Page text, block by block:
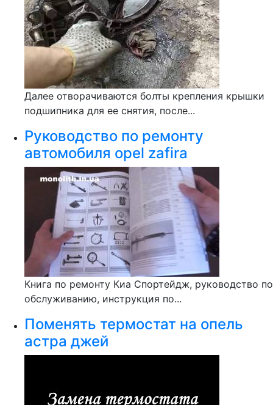
Далее отворачиваются болты крепления крышки
подшипника для ее снятия, после...
Руководство по ремонту
автомобиля opel zafira
Книга по ремонту Киа Спортейдж, руководство по
обслуживанию, инструкция по...
Поменять термостат на опель
астра джей